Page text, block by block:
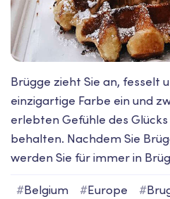
Brügge zieht Sie an, fesselt
einzigartige Farbe ein und
erlebten Gefühle des
behalten. Nachdem Sie
werden Sie für immer in
#Belgium #Europe #